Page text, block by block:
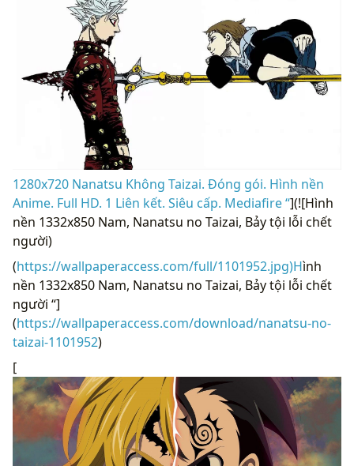
1280x720 Nanatsu Không Taizai. Đóng gói. Hình nền
Anime. Full HD. 1 Liên kết. Siêu cấp. Mediafire “](![Hình
nền 1332x850 Nam, Nanatsu no Taizai, Bảy tội lỗi chết
người)
(https://wallpaperaccess.com/full/1101952.jpg)Hình
nền 1332x850 Nam, Nanatsu no Taizai, Bảy tội lỗi chết
người “]
(https://wallpaperaccess.com/download/nanatsu-no-
taizai-1101952)
[